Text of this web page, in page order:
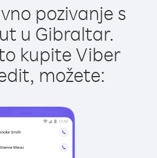
pozivanje s
u Gibraltar.
kupite Viber
možete: